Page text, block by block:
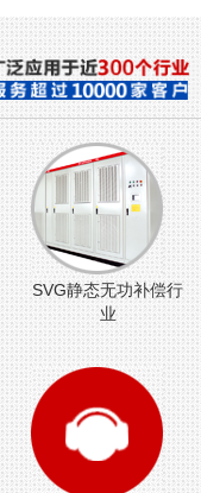
SVG静态无功补偿行
业